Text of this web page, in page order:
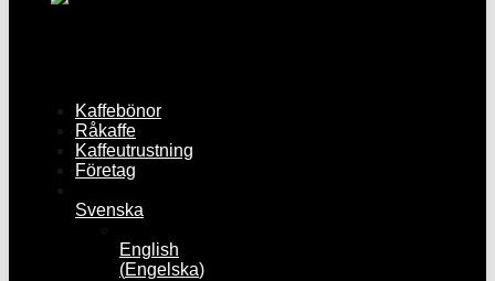
Kaffebönor
Råkaffe
Kaffeutrustning
Företag
Svenska
English
(Engelska)